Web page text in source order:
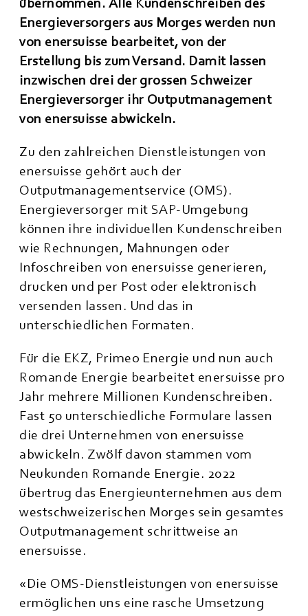
übernommen. Alle Kundenschreiben des
Energieversorgers aus Morges werden nun
von enersuisse bearbeitet, von der
Erstellung bis zum Versand. Damit lassen
inzwischen drei der grossen Schweizer
Energieversorger ihr Outputmanagement
von enersuisse abwickeln.
Zu den zahlreichen Dienstleistungen von
enersuisse gehört auch der
Outputmanagementservice (OMS).
Energieversorger mit SAP-Umgebung
können ihre individuellen Kundenschreiben
wie Rechnungen, Mahnungen oder
Infoschreiben von enersuisse generieren,
drucken und per Post oder elektronisch
versenden lassen. Und das in
unterschiedlichen Formaten.
Für die EKZ, Primeo Energie und nun auch
Romande Energie bearbeitet enersuisse pro
Jahr mehrere Millionen Kundenschreiben.
Fast 50 unterschiedliche Formulare lassen
die drei Unternehmen von enersuisse
abwickeln. Zwölf davon stammen vom
Neukunden Romande Energie. 2022
übertrug das Energieunternehmen aus dem
westschweizerischen Morges sein gesamtes
Outputmanagement schrittweise an
enersuisse.
«Die OMS-Dienstleistungen von enersuisse
ermöglichen uns eine rasche Umsetzung